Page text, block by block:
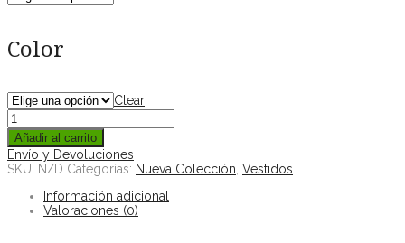
Color
Clear
Añadir al carrito
Envío y Devoluciones
SKU: N/D Categorías: Nueva Colección Vestidos
Información adicional
Valoraciones (0)